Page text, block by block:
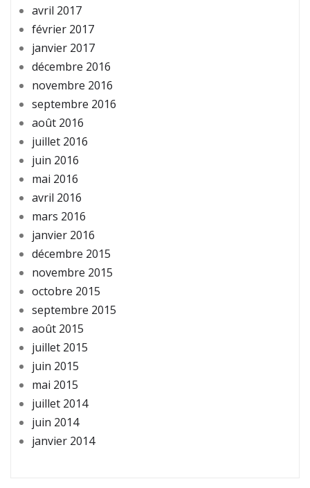
avril 2017
février 2017
janvier 2017
décembre 2016
novembre 2016
septembre 2016
août 2016
juillet 2016
juin 2016
mai 2016
avril 2016
mars 2016
janvier 2016
décembre 2015
novembre 2015
octobre 2015
septembre 2015
août 2015
juillet 2015
juin 2015
mai 2015
juillet 2014
juin 2014
janvier 2014